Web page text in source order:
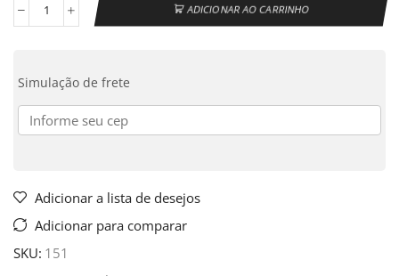
ADICIONAR AO CARRINHO
Simulação de frete
Adicionar a lista de desejos
Adicionar para comparar
SKU: 151